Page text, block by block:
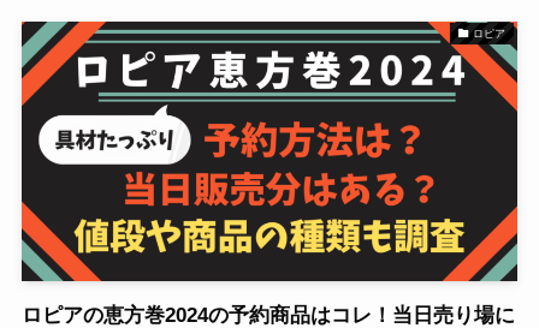
ロピア
ロピアの恵方巻2024の予約商品はコレ！当日売り場に